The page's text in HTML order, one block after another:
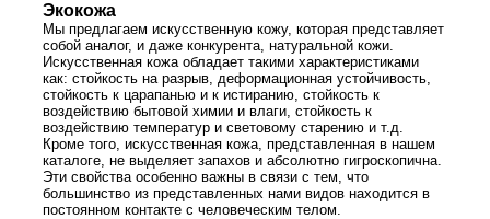
Экокожа
Мы предлагаем искусственную кожу, которая представляет
собой аналог, и даже конкурента, натуральной кожи.
Искусственная кожа обладает такими характеристиками
как: стойкость на разрыв, деформационная устойчивость,
стойкость к царапанью и к истиранию, стойкость к
воздействию бытовой химии и влаги, стойкость к
воздействию температур и световому старению и т.д.
Кроме того, искусственная кожа, представленная в нашем
каталоге, не выделяет запахов и абсолютно гигроскопична.
Эти свойства особенно важны в связи с тем, что
большинство из представленных нами видов находится в
постоянном контакте с человеческим телом.